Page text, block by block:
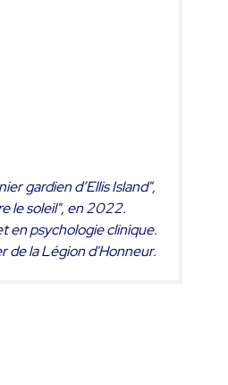
gardien d’Ellis Island",
le soleil", en 2022.
en psychologie clinique.
de la Légion d'Honneur.